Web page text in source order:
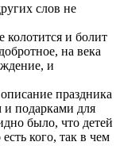
слов не
колотится и болит
на века
и
праздника
подарками для
было, что детей
кого, так в чем